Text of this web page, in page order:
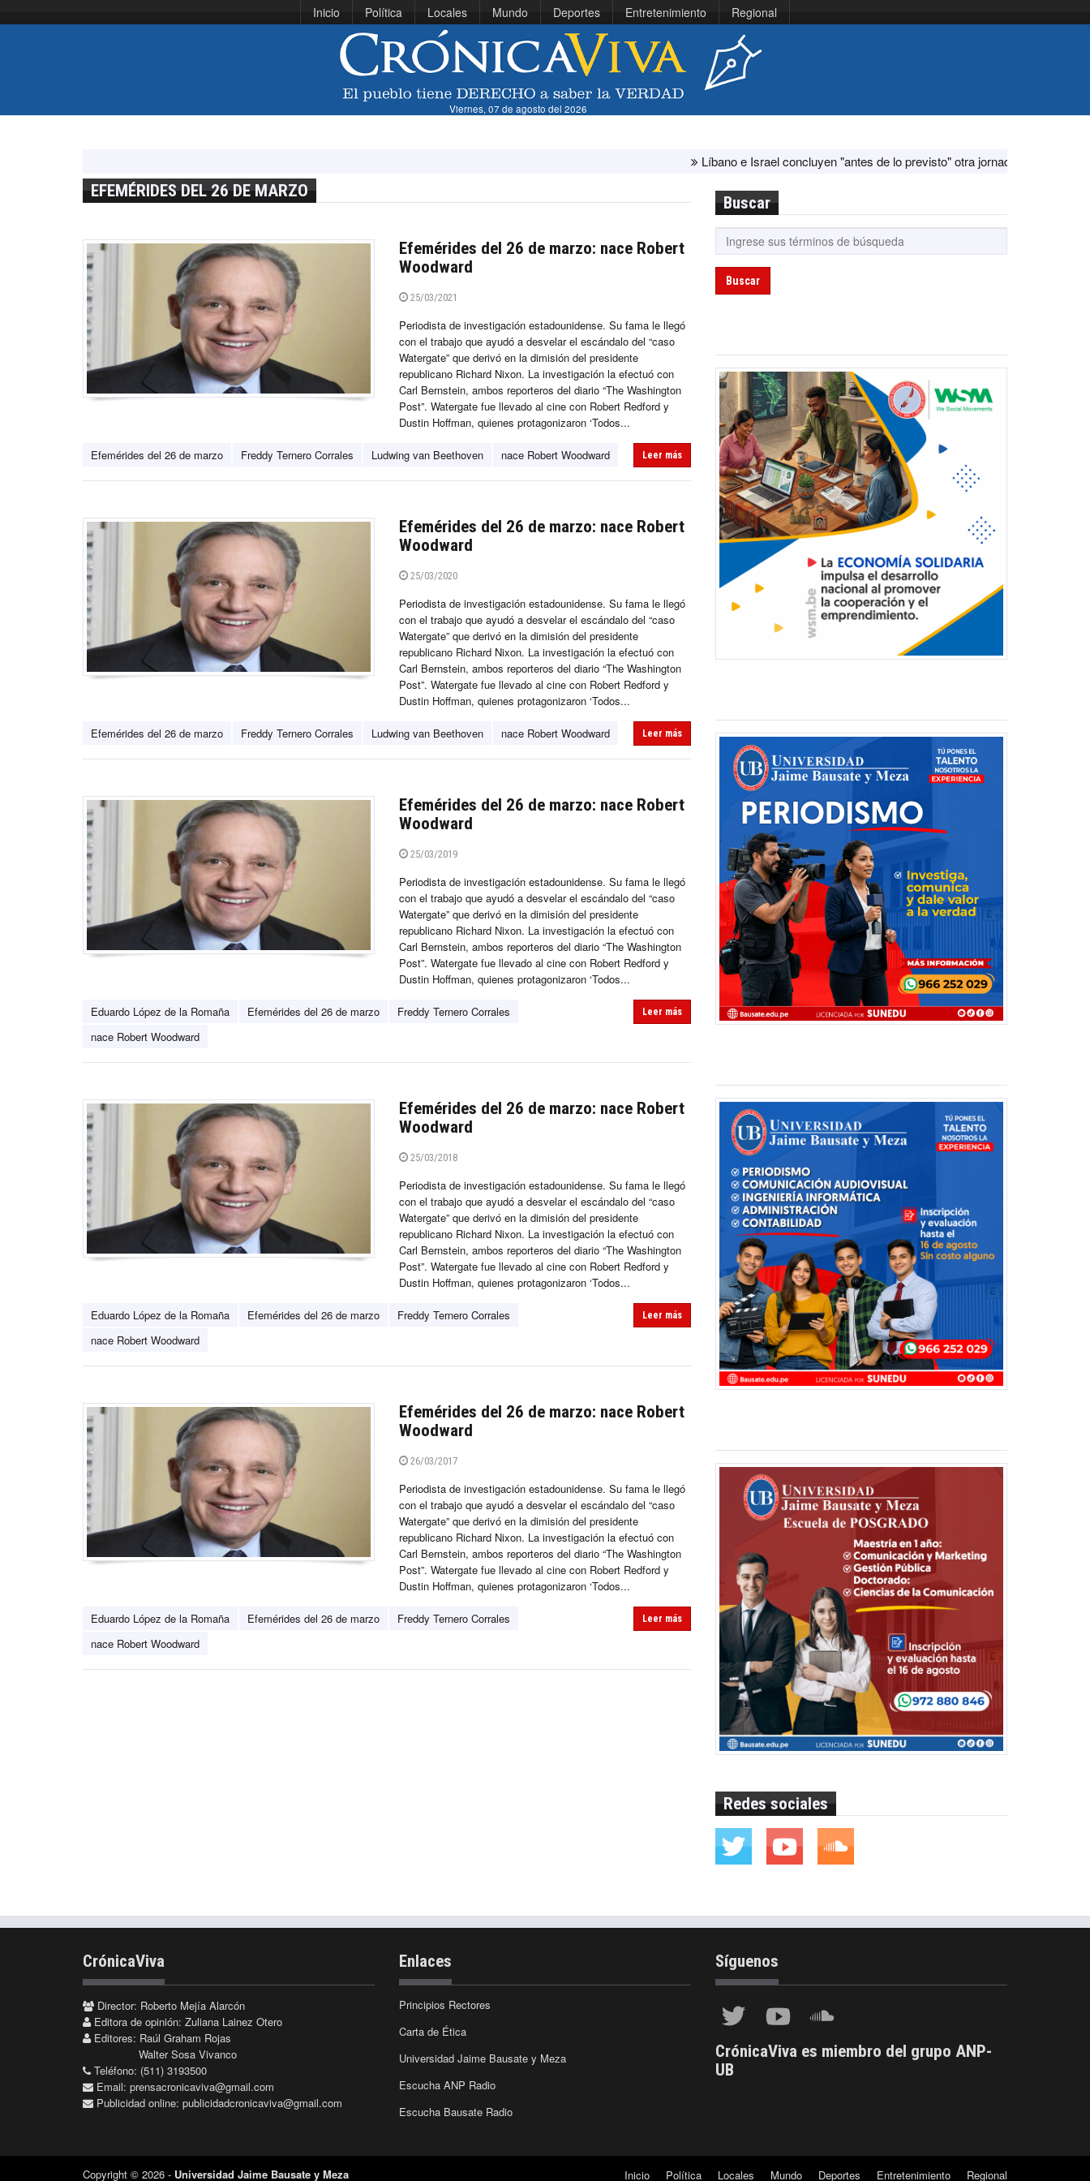
Inicio Política Locales Mundo Deportes Entretenimiento Regional
Viernes, 07 de agosto del 2026
Líbano e Israel concluyen "antes de lo previsto" otra jornada de diálogo por
EFEMÉRIDES DEL 26 DE MARZO
Efemérides del 26 de marzo: nace Robert
Woodward
25/03/2021
Periodista de investigación estadounidense. Su fama le llegó
con el trabajo que ayudó a desvelar el escándalo del “caso
Watergate” que derivó en la dimisión del presidente
republicano Richard Nixon. La investigación la efectuó con
Carl Bernstein, ambos reporteros del diario “The Washington
Post”. Watergate fue llevado al cine con Robert Redford y
Dustin Hoffman, quienes protagonizaron ‘Todos...
Efemérides del 26 de marzo Freddy Ternero Corrales Ludwing van Beethoven nace Robert Woodward Leer más
Efemérides del 26 de marzo: nace Robert
Woodward
25/03/2020
Periodista de investigación estadounidense. Su fama le llegó
con el trabajo que ayudó a desvelar el escándalo del “caso
Watergate” que derivó en la dimisión del presidente
republicano Richard Nixon. La investigación la efectuó con
Carl Bernstein, ambos reporteros del diario “The Washington
Post”. Watergate fue llevado al cine con Robert Redford y
Dustin Hoffman, quienes protagonizaron ‘Todos...
Efemérides del 26 de marzo Freddy Ternero Corrales Ludwing van Beethoven nace Robert Woodward Leer más
Efemérides del 26 de marzo: nace Robert
Woodward
25/03/2019
Periodista de investigación estadounidense. Su fama le llegó
con el trabajo que ayudó a desvelar el escándalo del “caso
Watergate” que derivó en la dimisión del presidente
republicano Richard Nixon. La investigación la efectuó con
Carl Bernstein, ambos reporteros del diario “The Washington
Post”. Watergate fue llevado al cine con Robert Redford y
Dustin Hoffman, quienes protagonizaron ‘Todos...
Eduardo López de la Romaña Efemérides del 26 de marzo
Freddy Ternero Corrales
nace Robert Woodward
Leer más
Efemérides del 26 de marzo: nace Robert
Woodward
25/03/2018
Periodista de investigación estadounidense. Su fama le llegó
con el trabajo que ayudó a desvelar el escándalo del “caso
Watergate” que derivó en la dimisión del presidente
republicano Richard Nixon. La investigación la efectuó con
Carl Bernstein, ambos reporteros del diario “The Washington
Post”. Watergate fue llevado al cine con Robert Redford y
Dustin Hoffman, quienes protagonizaron ‘Todos...
Eduardo López de la Romaña Efemérides del 26 de marzo
Freddy Ternero Corrales
nace Robert Woodward
Leer más
Efemérides del 26 de marzo: nace Robert
Woodward
26/03/2017
Periodista de investigación estadounidense. Su fama le llegó
con el trabajo que ayudó a desvelar el escándalo del “caso
Watergate” que derivó en la dimisión del presidente
republicano Richard Nixon. La investigación la efectuó con
Carl Bernstein, ambos reporteros del diario “The Washington
Post”. Watergate fue llevado al cine con Robert Redford y
Dustin Hoffman, quienes protagonizaron ‘Todos...
Eduardo López de la Romaña Efemérides del 26 de marzo
Freddy Ternero Corrales
nace Robert Woodward
Leer más
Buscar
Buscar
Redes sociales
CrónicaViva
Director: Roberto Mejía Alarcón
Editora de opinión: Zuliana Lainez Otero
Editores: Raúl Graham Rojas
Walter Sosa Vivanco
Teléfono: (511) 3193500
Email: prensacronicaviva@gmail.com
Publicidad online: publicidadcronicaviva@gmail.com
Enlaces
Principios Rectores
Carta de Ética
Universidad Jaime Bausate y Meza
Escucha ANP Radio
Escucha Bausate Radio
Síguenos
CrónicaViva es miembro del grupo ANP-
UB
Copyright © 2026 - Universidad Jaime Bausate y Meza Inicio Política Locales Mundo Deportes Entretenimiento Regional